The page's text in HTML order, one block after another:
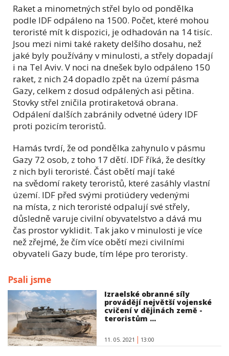
Raket a minometných střel bylo od pondělka
podle IDF odpáleno na 1500. Počet, které mohou
teroristé mít k dispozici, je odhadován na 14 tisíc.
Jsou mezi nimi také rakety delšího dosahu, než
jaké byly používány v minulosti, a střely dopadají
i na Tel Aviv. V noci na dnešek bylo odpáleno 150
raket, z nich 24 dopadlo zpět na území pásma
Gazy, celkem z dosud odpálených asi pětina.
Stovky střel zničila protiraketová obrana.
Odpálení dalších zabránily odvetné údery IDF
proti pozicím teroristů.
Hamás tvrdí, že od pondělka zahynulo v pásmu
Gazy 72 osob, z toho 17 dětí. IDF říká, že desítky
z nich byli teroristé. Část obětí mají také
na svědomí rakety teroristů, které zasáhly vlastní
území. IDF před svými protiúdery vedenými
na místa, z nich teroristé odpalují své střely,
důsledně varuje civilní obyvatelstvo a dává mu
čas prostor vyklidit. Tak jako v minulosti je více
než zřejmé, že čím více obětí mezi civilními
obyvateli Gazy bude, tím lépe pro teroristy.
Psali jsme
Izraelské obranné síly
provádějí největší vojenské
cvičení v dějinách země -
teroristům ...
11. 05. 2021 13:00